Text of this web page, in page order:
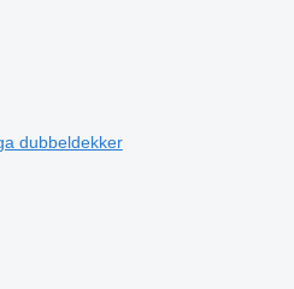
dubbeldekker